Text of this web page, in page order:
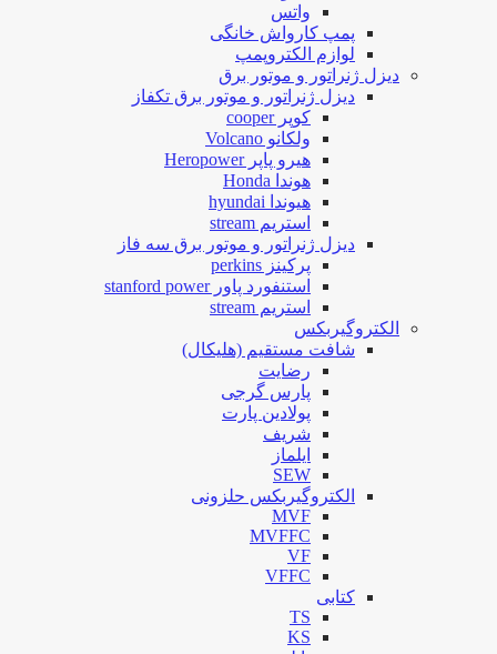
واتس
پمپ کارواش خانگی
لوازم الکتروپمپ
دیزل ژنراتور و موتور برق
دیزل ژنراتور و موتور برق تکفاز
کوپر cooper
ولکانو Volcano
هیرو پاپر Heropower
هوندا Honda
هیوندا hyundai
استریم stream
دیزل ژنراتور و موتور برق سه فاز
پرکینز perkins
استنفورد پاور stanford power
استریم stream
الکتروگیربکس
شافت مستقیم (هلیکال)
رضایت
پارس گرجی
پولادین پارت
شریف
ایلماز
SEW
الکتروگیربکس حلزونی
MVF
MVFFC
VF
VFFC
کتابی
TS
KS